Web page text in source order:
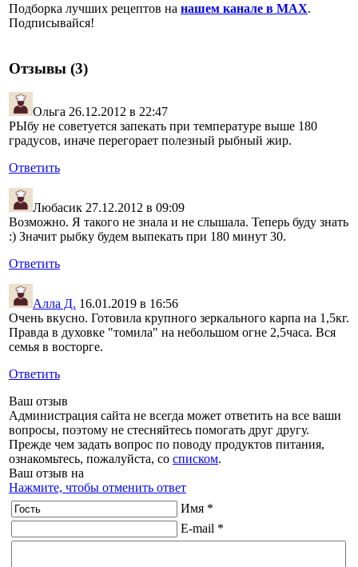
Подборка лучших рецептов на нашем канале в MAX.
Подписывайся!
Отзывы (3)
Ольга 26.12.2012 в 22:47
РЫбу не советуется запекать при температуре выше 180
градусов, иначе перегорает полезный рыбный жир.
Ответить
Любасик 27.12.2012 в 09:09
Возможно. Я такого не знала и не слышала. Теперь буду знать
:) Значит рыбку будем выпекать при 180 минут 30.
Ответить
Алла Д. 16.01.2019 в 16:56
Очень вкусно. Готовила крупного зеркального карпа на 1,5кг.
Правда в духовке "томила" на небольшом огне 2,5часа. Вся
семья в восторге.
Ответить
Ваш отзыв
Администрация сайта не всегда может ответить на все ваши
вопросы, поэтому не стесняйтесь помогать друг другу.
Прежде чем задать вопрос по поводу продуктов питания,
ознакомьтесь, пожалуйста, со списком.
Ваш отзыв на
Нажмите, чтобы отменить ответ
Имя *
E-mail *